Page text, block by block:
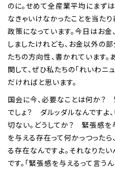
のに。せめて全産業平均にまず
なきゃいけなかったことを当たり
政策になっています。今日はお
しましたけれども、お金以外の
たちの方向性、書かれています
関して、ぜひ私たちの「れいわニ
だければと思います。
国会に今、必要なことは何か？
でしょ？ ダルッダルなんですよ
切ない。どうしてか？ 緊張感を
を与える存在って何かっつった
る存在なんですよ。それなりた
です。「緊張感を与えるって言う